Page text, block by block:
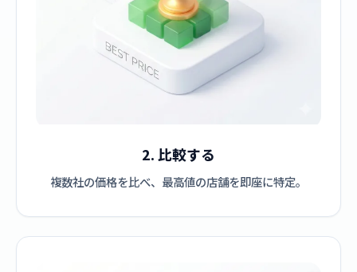
2. 比較する
複数社の価格を比べ、最高値の店舗を即座に特定。